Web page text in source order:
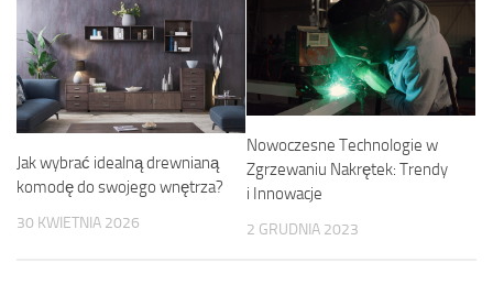
Jak wybrać idealną drewnianą
komodę do swojego wnętrza?
30 KWIETNIA 2026
Nowoczesne Technologie w
Zgrzewaniu Nakrętek: Trendy
i Innowacje
2 GRUDNIA 2023